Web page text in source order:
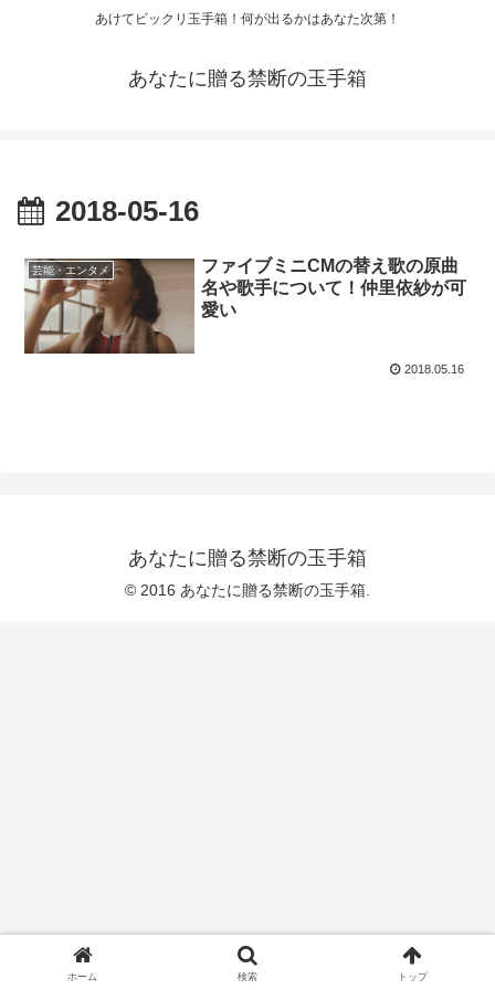
あけてビックリ玉手箱！何が出るかはあなた次第！
あなたに贈る禁断の玉手箱
2018-05-16
芸能・エンタメ
ファイブミニCMの替え歌の原曲
名や歌手について！仲里依紗が可
愛い
2018.05.16
あなたに贈る禁断の玉手箱
© 2016 あなたに贈る禁断の玉手箱.
ホーム 検索 トップ